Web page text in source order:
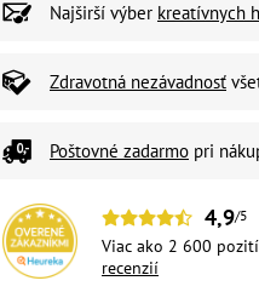
Najširší výber kreatívnych
Zdravotná nezávadnosť
Poštovné zadarmo pri
4,9/5
Viac ako 2 600
recenzií